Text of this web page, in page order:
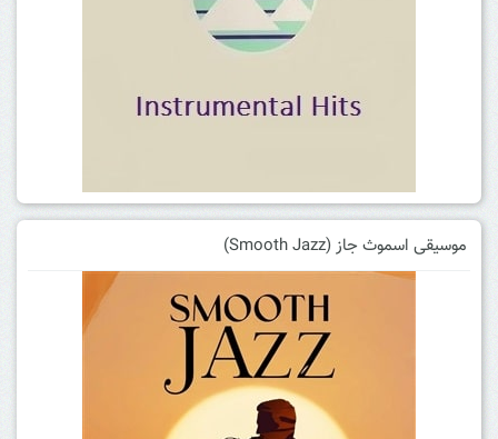
موسیقی اسموث جاز (Smooth Jazz)